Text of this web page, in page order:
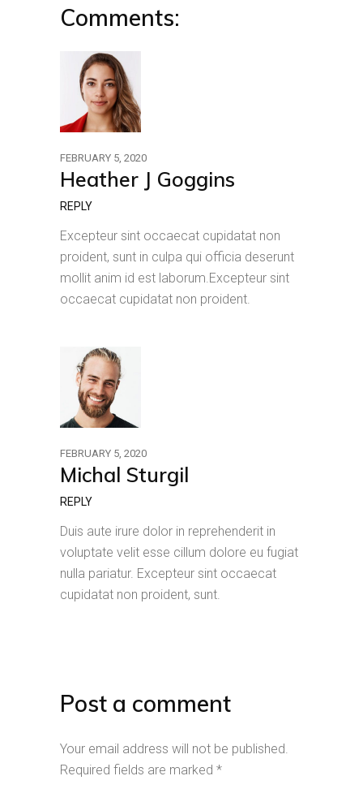
Comments:
FEBRUARY 5, 2020
Heather J Goggins
REPLY
Excepteur sint occaecat cupidatat non
proident, sunt in culpa qui officia deserunt
mollit anim id est laborum.Excepteur sint
occaecat cupidatat non proident.
FEBRUARY 5, 2020
Michal Sturgil
REPLY
Duis aute irure dolor in reprehenderit in
voluptate velit esse cillum dolore eu fugiat
nulla pariatur. Excepteur sint occaecat
cupidatat non proident, sunt.
Post a comment
Your email address will not be published.
Required fields are marked *